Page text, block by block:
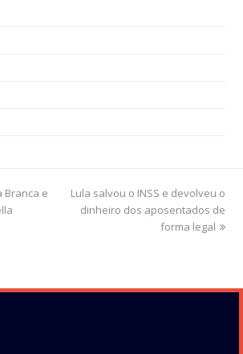
Branca e
next
post:
Lula salvou o INSS e devolveu o
dinheiro dos aposentados de
forma legal